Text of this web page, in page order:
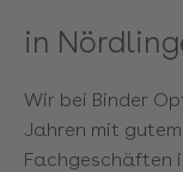
in
Wir bei Binder
Jahren mit
Fachgeschäften